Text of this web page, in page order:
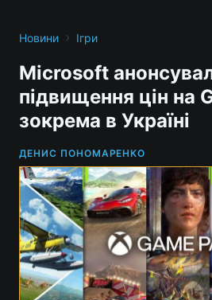
Новини › Ігри
Microsoft
підвищення цін на
зокрема в Україні
ДЕНИС ПОНОМАРЕНКО